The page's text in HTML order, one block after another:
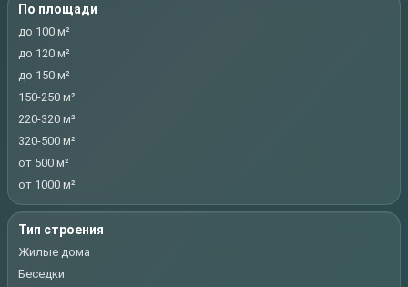
По площади
до 100 м²
до 120 м²
до 150 м²
150-250 м²
220-320 м²
320-500 м²
от 500 м²
от 1000 м²
Тип строения
Жилые дома
Беседки